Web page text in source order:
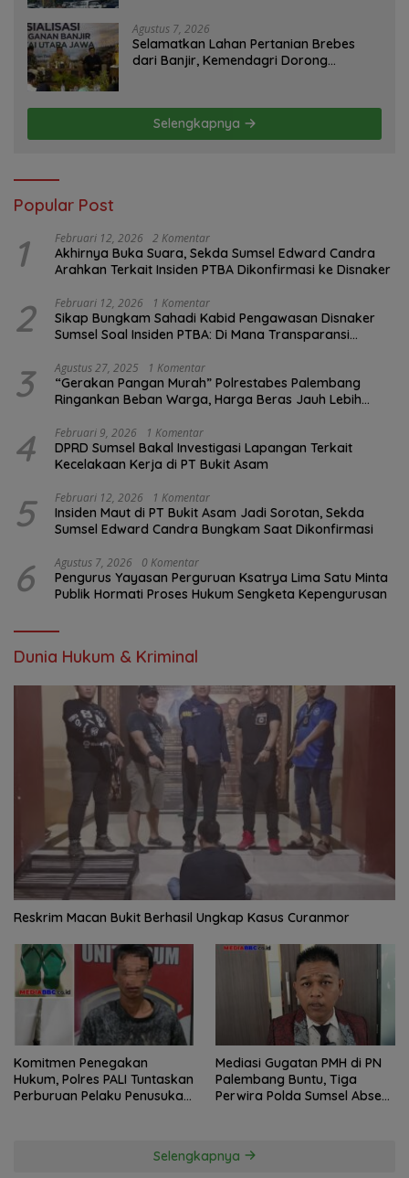
Agustus 7, 2026
Selamatkan Lahan Pertanian Brebes
dari Banjir, Kemendagri Dorong
Selengkapnya
Popular Post
1 Februari 12, 2026 2 Komentar
Akhirnya Buka Suara, Sekda Sumsel Edward Candra
Arahkan Terkait Insiden PTBA Dikonfirmasi ke Disnaker
2 Februari 12, 2026 1 Komentar
Sikap Bungkam Sahadi Kabid Pengawasan Disnaker
Sumsel Soal Insiden PTBA: Di Mana Transparansi
3 Agustus 27, 2025 1 Komentar
“Gerakan Pangan Murah” Polrestabes Palembang
Ringankan Beban Warga, Harga Beras Jauh Lebih
4 Februari 9, 2026 1 Komentar
DPRD Sumsel Bakal Investigasi Lapangan Terkait
Kecelakaan Kerja di PT Bukit Asam
5 Februari 12, 2026 1 Komentar
Insiden Maut di PT Bukit Asam Jadi Sorotan, Sekda
Sumsel Edward Candra Bungkam Saat Dikonfirmasi
6 Agustus 7, 2026 0 Komentar
Pengurus Yayasan Perguruan Ksatrya Lima Satu Minta
Publik Hormati Proses Hukum Sengketa Kepengurusan
Dunia Hukum & Kriminal
Reskrim Macan Bukit Berhasil Ungkap Kasus Curanmor
Komitmen Penegakan
Hukum, Polres PALI Tuntaskan
Perburuan Pelaku Penusukan
Mediasi Gugatan PMH di PN
Palembang Buntu, Tiga
Perwira Polda Sumsel Absen,
Selengkapnya